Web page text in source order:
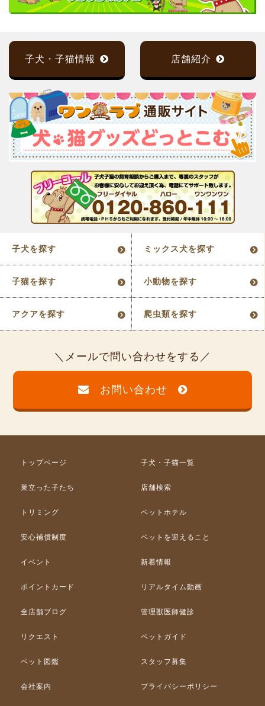
子犬・子猫情報 店舗紹介
子犬を探す ミックス犬を探す
子猫を探す 小動物を探す
アクアを探す 爬虫類を探す
メールで問い合わせをする
お問い合わせ
トップページ 子犬・子猫一覧
巣立った子たち 店舗検索
トリミング ペットホテル
安心補償制度 ペットを迎えること
イベント 新着情報
ポイントカード リアルタイム動画
全店舗ブログ 管理獣医師健診
リクエスト ペットガイド
ペット図鑑 スタッフ募集
会社案内 プライバシーポリシー